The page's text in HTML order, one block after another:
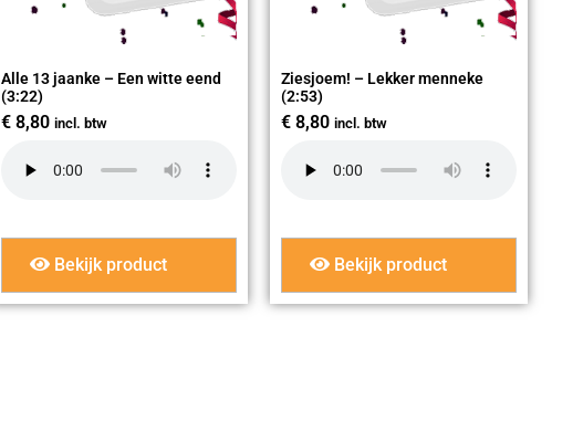
Alle 13 jaanke – Een witte eend
(3:22)
€ 8,80 incl. btw
Bekijk product
Ziesjoem! – Lekker menneke
(2:53)
€ 8,80 incl. btw
Bekijk product